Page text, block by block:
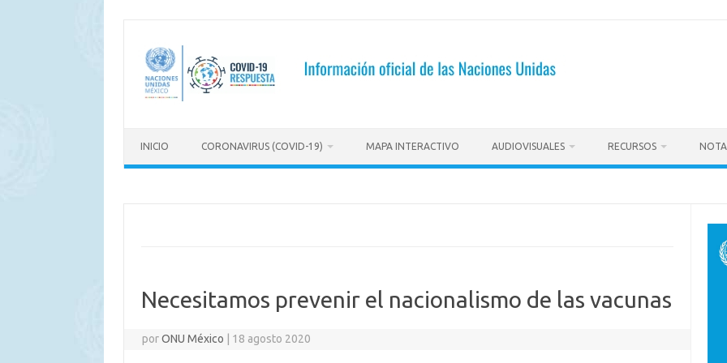
contenido
INICIO CORONAVIRUS (COVID-19) MAPA INTERACTIVO AUDIOVISUALES RECURSOS
Necesitamos prevenir el nacionalismo de las vacunas
porONU México 18 agosto 2020